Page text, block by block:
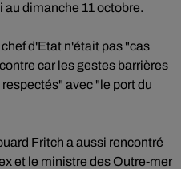
dimanche 11 octobre.
d'Etat n'était pas "cas
car les gestes barrières
avec "le port du
Fritch a aussi rencontré
et le ministre des Outre-mer